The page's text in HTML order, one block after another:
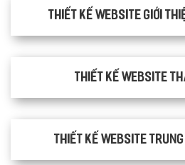
Thiết kế website giới
Thiết kế website
Thiết kế website trung